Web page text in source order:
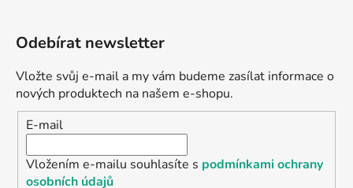
Odebírat newsletter
Vložte svůj e-mail a my vám budeme zasílat informace o
nových produktech na našem e-shopu.
E-mail
Vložením e-mailu souhlasíte s podmínkami ochrany
osobních údajů